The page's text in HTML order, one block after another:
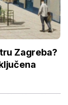
Zagreba?